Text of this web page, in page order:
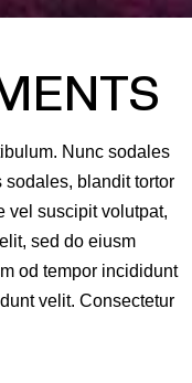
Nunc sodales
blandit tortor
vel suscipit volutpat,
sed do eiusm
od tempor incididunt
velit. Consectetur